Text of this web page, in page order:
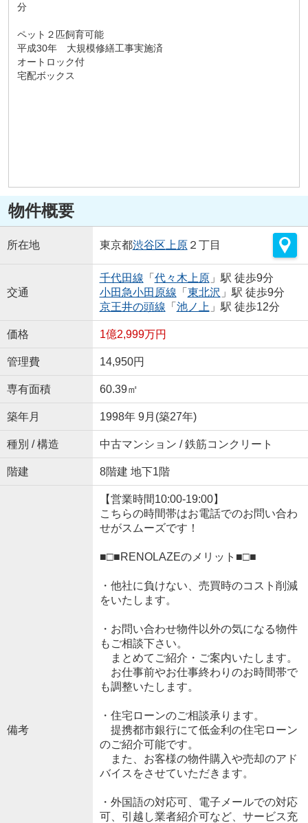
分
ペット２匹飼育可能
平成30年 大規模修繕工事実施済
オートロック付
宅配ボックス
物件概要
所在地 東京都渋谷区 上原２丁目
交通
千代田線 「 代々木上原」駅 徒歩9分
小田急小田原線 「 東北沢 」駅 徒歩9分
京王井の頭線 「 池ノ上 」駅 徒歩12分
価格 1億2,999万円
管理費 14,950円
専有面積 60.39㎡
築年月 1998年 9月(築27年)
種別 / 構造 中古マンション / 鉄筋コンクリート
階建 8階建 地下1階
備考
【営業時間10:00-19:00】
こちらの時間帯はお電話でのお問い合わ
せがスムーズです！
■□■RENOLAZEのメリット■□■
・他社に負けない、売買時のコスト削減
をいたします。
・お問い合わせ物件以外の気になる物件
もご相談下さい。
まとめてご紹介・ご案内いたします。
お仕事前やお仕事終わりのお時間帯で
も調整いたします。
・住宅ローンのご相談承ります。
提携都市銀行にて低金利の住宅ローン
のご紹介可能です。
また、お客様の物件購入や売却のアド
バイスをさせていただきます。
・外国語の対応可、電子メールでの対応
可、引越し業者紹介可など、サービス充